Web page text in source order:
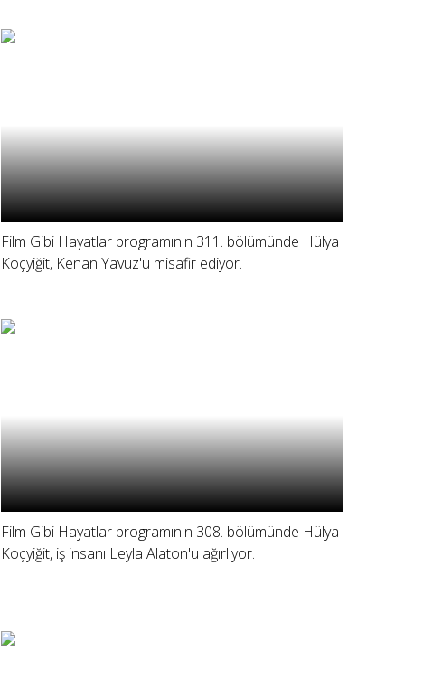
Film Gibi Hayatlar programının 311. bölümünde Hülya
Koçyiğit, Kenan Yavuz'u misafir ediyor.
Film Gibi Hayatlar programının 308. bölümünde Hülya
Koçyiğit, iş insanı Leyla Alaton'u ağırlıyor.